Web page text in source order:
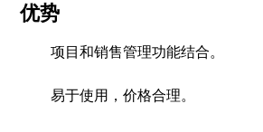
优势
项目和销售管理功能结合。
易于使用，价格合理。